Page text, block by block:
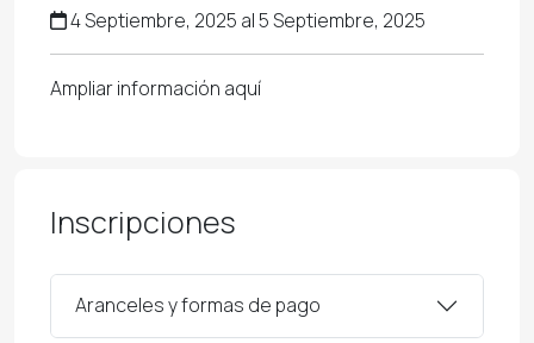
4 Septiembre, 2025 al 5 Septiembre, 2025
Ampliar información aquí
Inscripciones
Aranceles y formas de pago